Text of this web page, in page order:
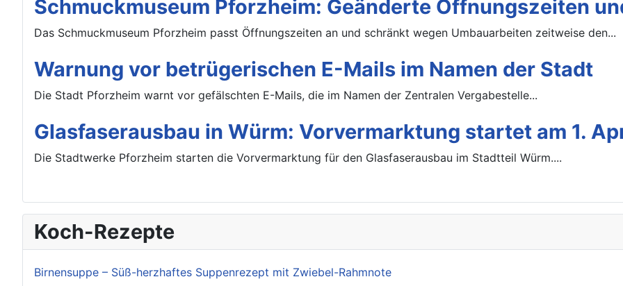
Schmuckmuseum Pforzheim: Geänderte Öffnungszeiten
Das Schmuckmuseum Pforzheim passt Öffnungszeiten an und schränkt wegen Umbauarbeiten zeitweise den...
Warnung vor betrügerischen E-Mails im Namen der Stadt
Die Stadt Pforzheim warnt vor gefälschten E-Mails, die im Namen der Zentralen Vergabestelle...
Glasfaserausbau in Würm: Vorvermarktung startet am 1.
Die Stadtwerke Pforzheim starten die Vorvermarktung für den Glasfaserausbau im Stadtteil Würm....
Koch-Rezepte
Birnensuppe – Süß-herzhaftes Suppenrezept mit Zwiebel-Rahmnote